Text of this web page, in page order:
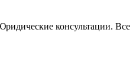
консультации. Все